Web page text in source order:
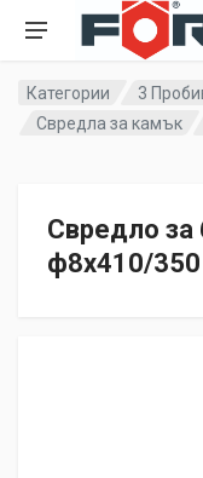
Категории
3
Свредла за камък
Свредло за
ф8x410/350